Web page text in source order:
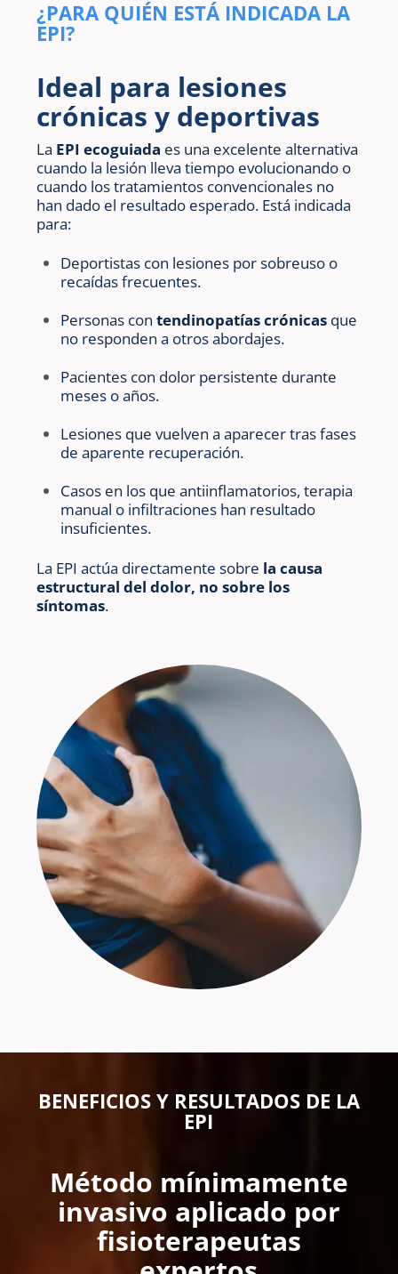
¿PARA QUIÉN ESTÁ INDICADA LA
EPI?
Ideal para lesiones
crónicas y deportivas
La EPI ecoguiada es una excelente alternativa
cuando la lesión lleva tiempo evolucionando o
cuando los tratamientos convencionales no
han dado el resultado esperado. Está indicada
para:
Deportistas con lesiones por sobreuso o
recaídas frecuentes.
Personas contendinopatías crónicas que
no responden a otros abordajes.
Pacientes con dolor persistente durante
meses o años.
Lesiones que vuelven a aparecer tras fases
de aparente recuperación.
Casos en los que antiinflamatorios, terapia
manual o infiltraciones han resultado
insuficientes.
La EPI actúa directamente sobre la causa
estructural del dolor, no sobre los
síntomas.
BENEFICIOS Y RESULTADOS DE LA
EPI
Método mínimamente
invasivo aplicado por
fisioterapeutas